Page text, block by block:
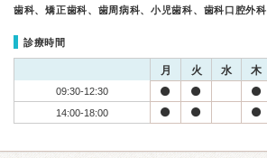
歯科、矯正歯科、歯周病科、小児歯科、歯科口腔外科
診療時間
月 火 水 木
09:30-12:30
14:00-18:00